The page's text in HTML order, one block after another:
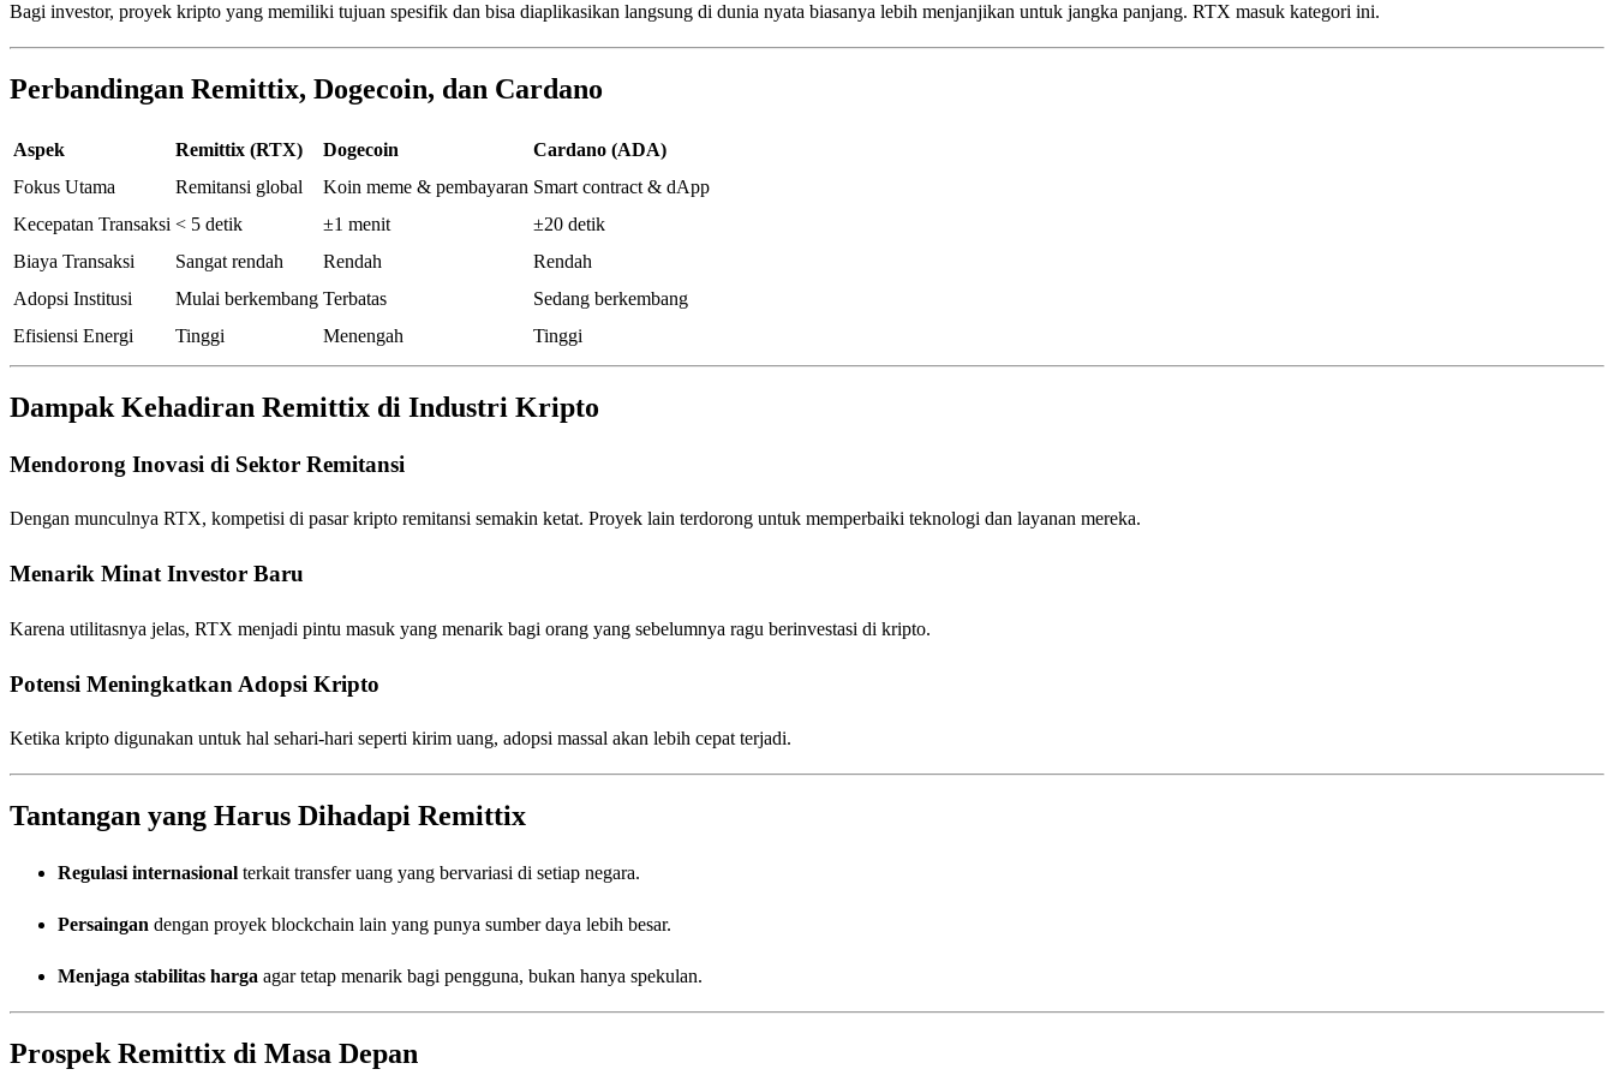
Bagi investor, proyek kripto yang memiliki tujuan spesifik dan bisa diaplikasikan langsung di dunia nyata biasanya lebih menjanjikan untuk jangka panjang. RTX masuk kategori ini.
Perbandingan Remittix, Dogecoin, dan Cardano
Aspek Remittix (RTX) Dogecoin
Cardano (ADA)
Fokus Utama
Remitansi global Koin meme & pembayaran Smart contract & dApp
Kecepatan Transaksi < 5 detik ±1 menit
±20 detik
Biaya Transaksi
Sangat rendah Rendah
Rendah
Adopsi Institusi
Mulai berkembang Terbatas
Sedang berkembang
Efisiensi Energi
Tinggi Menengah Tinggi
Dampak Kehadiran Remittix di Industri Kripto
Mendorong Inovasi di Sektor Remitansi
Dengan munculnya RTX, kompetisi di pasar kripto remitansi semakin ketat. Proyek lain terdorong untuk memperbaiki teknologi dan layanan mereka.
Menarik Minat Investor Baru
Karena utilitasnya jelas, RTX menjadi pintu masuk yang menarik bagi orang yang sebelumnya ragu berinvestasi di kripto.
Potensi Meningkatkan Adopsi Kripto
Ketika kripto digunakan untuk hal sehari-hari seperti kirim uang, adopsi massal akan lebih cepat terjadi.
Tantangan yang Harus Dihadapi Remittix
Regulasi internasional terkait transfer uang yang bervariasi di setiap negara.
Persaingan dengan proyek blockchain lain yang punya sumber daya lebih besar.
Menjaga stabilitas harga agar tetap menarik bagi pengguna, bukan hanya spekulan.
Prospek Remittix di Masa Depan